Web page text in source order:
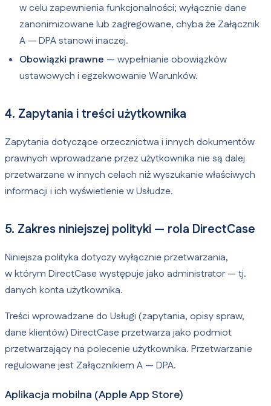
w celu zapewnienia funkcjonalności; wyłącznie dane
zanonimizowane lub zagregowane, chyba że Załącznik
A — DPA stanowi inaczej.
Obowiązki prawne — wypełnianie obowiązków
ustawowych i egzekwowanie Warunków.
4. Zapytania i treści użytkownika
Zapytania dotyczące orzecznictwa i innych dokumentów
prawnych wprowadzane przez użytkownika nie są dalej
przetwarzane w innych celach niż wyszukanie właściwych
informacji i ich wyświetlenie w Usłudze.
5. Zakres niniejszej polityki — rola DirectCase
Niniejsza polityka dotyczy wyłącznie przetwarzania,
w którym DirectCase występuje jako administrator — tj.
danych konta użytkownika.
Treści wprowadzane do Usługi (zapytania, opisy spraw,
dane klientów) DirectCase przetwarza jako podmiot
przetwarzający na polecenie użytkownika. Przetwarzanie
regulowane jest Załącznikiem A — DPA.
Aplikacja mobilna (Apple App Store)